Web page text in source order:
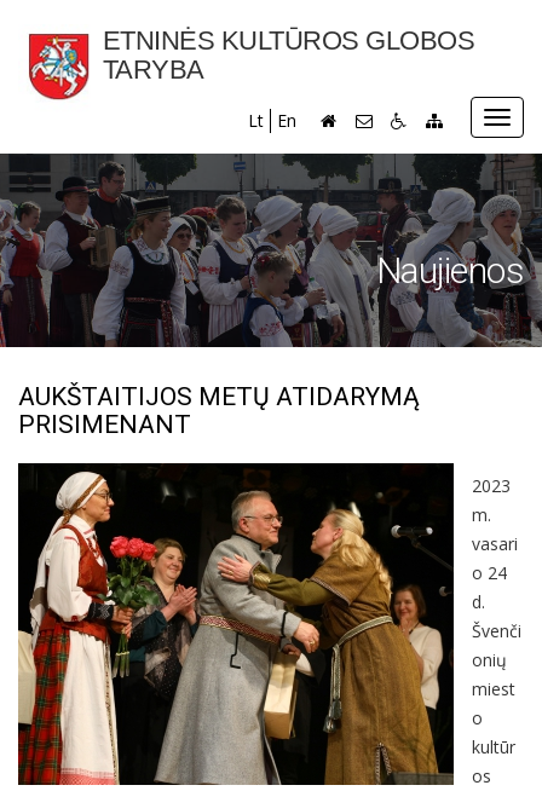
ETNINĖS KULTŪROS GLOBOS
TARYBA
Lt En
Naujienos
AUKŠTAITIJOS METŲ ATIDARYMĄ
PRISIMENANT
2023
m.
vasari
o 24
d.
Švenči
onių
miest
o
kultūr
os